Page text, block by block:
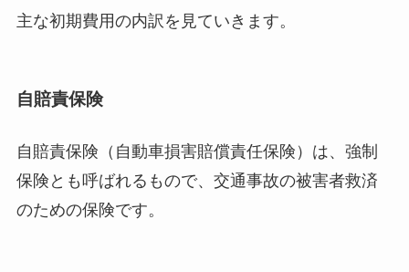
主な初期費用の内訳を見ていきます。
自賠責保険
自賠責保険（自動車損害賠償責任保険）は、強制
保険とも呼ばれるもので、交通事故の被害者救済
のための保険です。